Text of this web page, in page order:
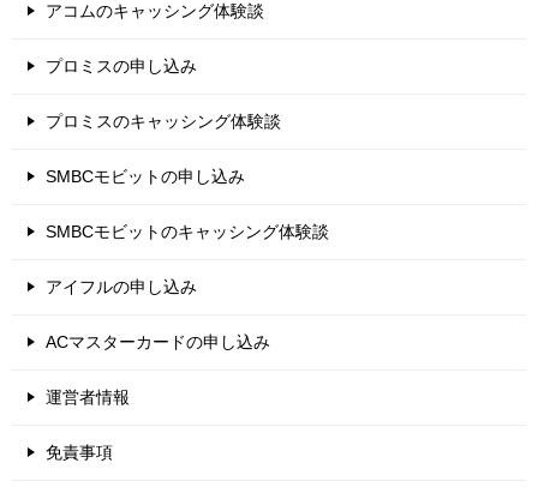
アコムのキャッシング体験談
プロミスの申し込み
プロミスのキャッシング体験談
SMBCモビットの申し込み
SMBCモビットのキャッシング体験談
アイフルの申し込み
ACマスターカードの申し込み
運営者情報
免責事項